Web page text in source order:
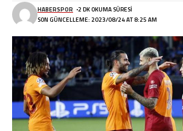
SON GÜNCELLEME: 2023/08/24 AT 8:25 AM
HABERSPOR 2 DK OKUMA SÜRESI